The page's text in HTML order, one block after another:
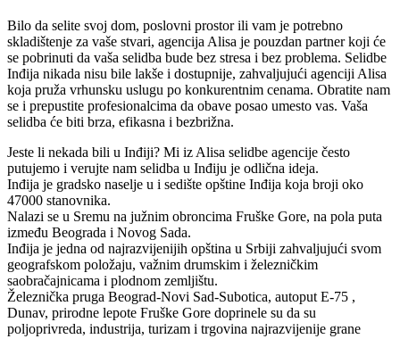
Bilo da selite svoj dom, poslovni prostor ili vam je potrebno
skladištenje za vaše stvari, agencija Alisa je pouzdan partner koji će
se pobrinuti da vaša selidba bude bez stresa i bez problema. Selidbe
Inđija nikada nisu bile lakše i dostupnije, zahvaljujući agenciji Alisa
koja pruža vrhunsku uslugu po konkurentnim cenama. Obratite nam
se i prepustite profesionalcima da obave posao umesto vas. Vaša
selidba će biti brza, efikasna i bezbrižna.
Jeste li nekada bili u Inđiji? Mi iz Alisa selidbe agencije često
putujemo i verujte nam selidba u Inđiju je odlična ideja.
Inđija je gradsko naselje u i sedište opštine Inđija koja broji oko
47000 stanovnika.
Nalazi se u Sremu na južnim obroncima Fruške Gore, na pola puta
između Beograda i Novog Sada.
Inđija je jedna od najrazvijenijih opština u Srbiji zahvaljujući svom
geografskom položaju, važnim drumskim i železničkim
saobračajnicama i plodnom zemljištu.
Železnička pruga Beograd-Novi Sad-Subotica, autoput E-75 ,
Dunav, prirodne lepote Fruške Gore doprinele su da su
poljoprivreda, industrija, turizam i trgovina najrazvijenije grane